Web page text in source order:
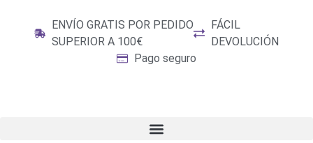
ENVÍO GRATIS POR PEDIDO
SUPERIOR A 100€
FÁCIL
DEVOLUCIÓN
Pago seguro